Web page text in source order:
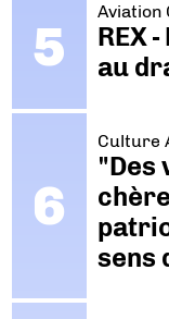
Aviation
REX
au
Culture
"Des
sens